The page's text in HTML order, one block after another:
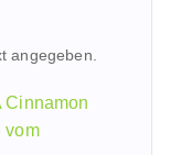
angegeben.
Cinnamon
vom